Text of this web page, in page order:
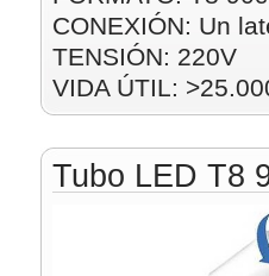
CONEXIÓN: Un
TENSIÓN: 220V
VIDA ÚTIL:
Tubo LED T8